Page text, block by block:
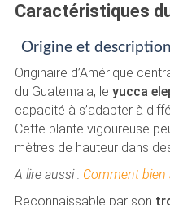
Caractéristiques
Origine et description
Originaire d’Amérique
du Guatemala, le yucca
capacité à s’adapter à
Cette plante vigoureuse
mètres de hauteur dans
A lire aussi : Comment bien
Reconnaissable par son